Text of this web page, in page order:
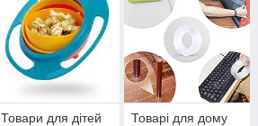
Товари для дітей Товарі для дому